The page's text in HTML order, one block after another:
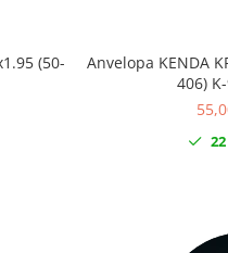
Anvelopa KENDA KRACKPOT 20x1.95 (50-
406)
22